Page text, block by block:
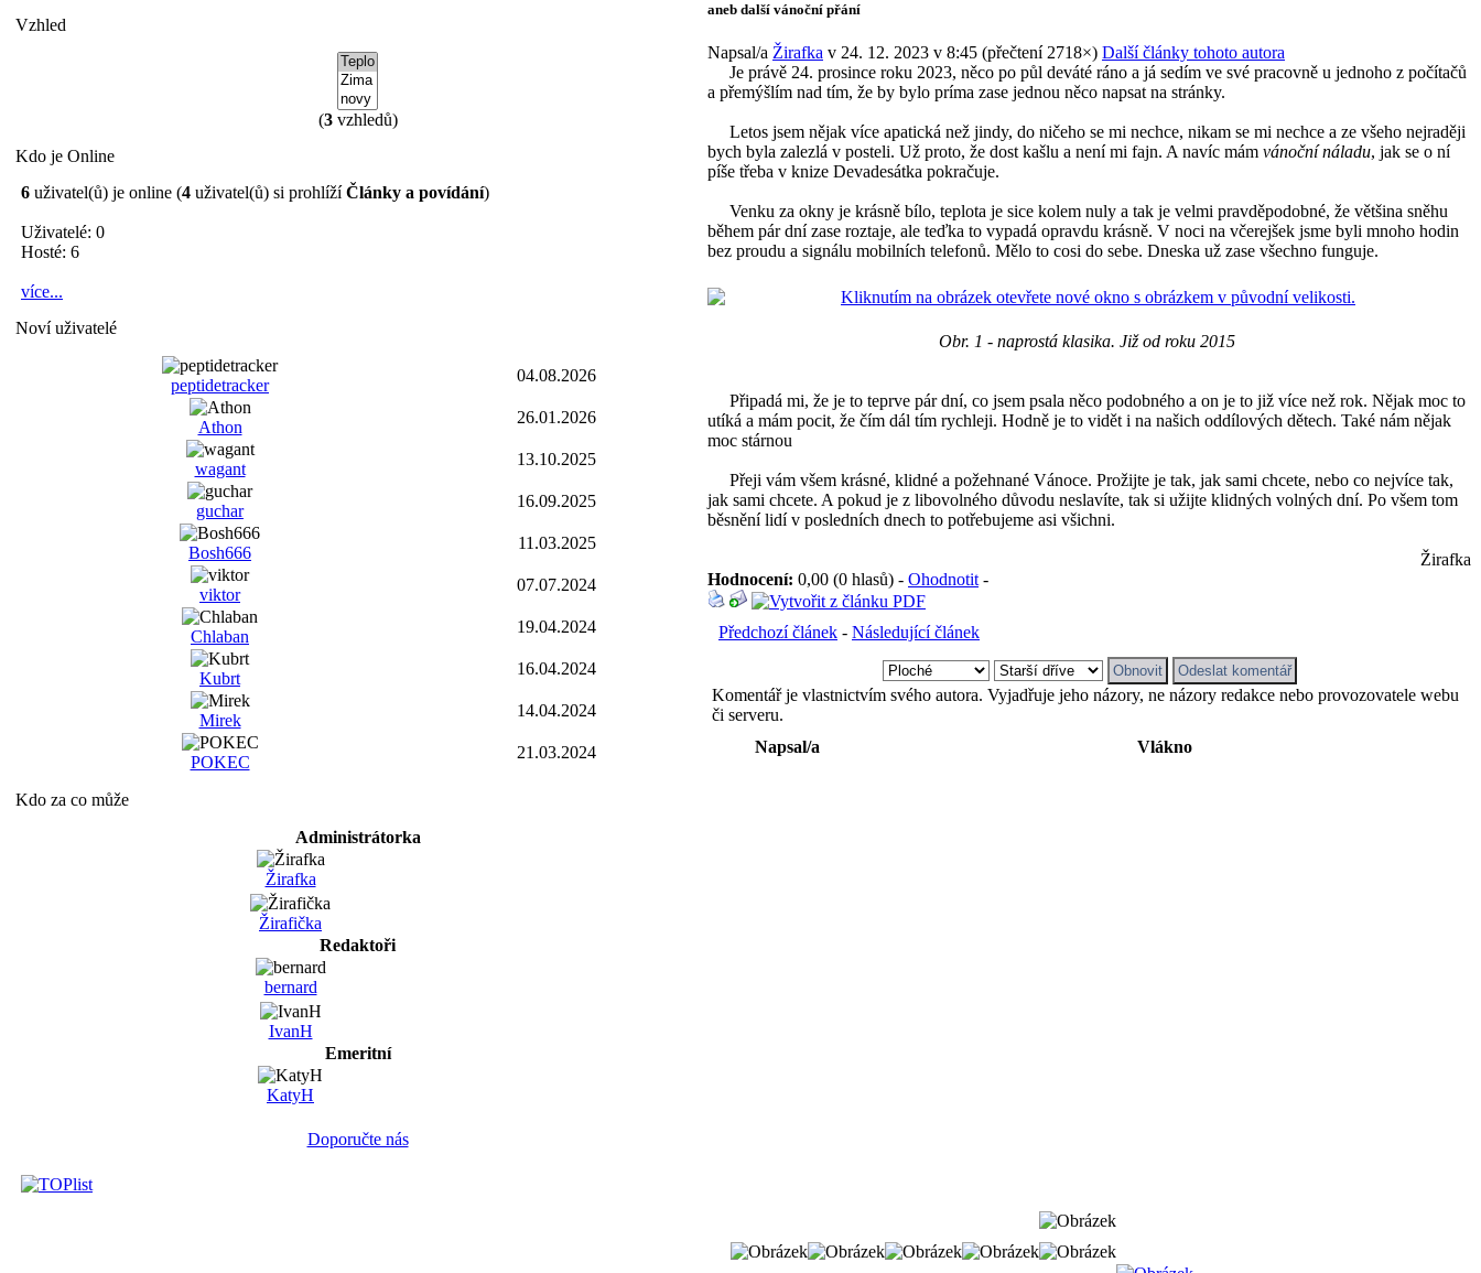
Vzhled
(3vzhledů)
Kdo je Online
6 uživatel(ů) je online (4 uživatel(ů) si prohlížíČlánky a povídání)
Uživatelé: 0
Hosté: 6
více...
Noví uživatelé
peptidetracker
04.08.2026
Athon
26.01.2026
wagant
13.10.2025
guchar
16.09.2025
Bosh666
11.03.2025
viktor
07.07.2024
Chlaban
19.04.2024
Kubrt
16.04.2024
Mirek
14.04.2024
POKEC
21.03.2024
Kdo za co může
Administrátorka
Žirafka
Žirafička
Redaktoři
bernard
IvanH
Emeritní
KatyH
Doporučte nás
aneb další vánoční přání
Napsal/a Žirafka v 24. 12. 2023 v 8:45 (přečtení 2718×) Další články tohoto autora
Je právě 24. prosince roku 2023, něco po půl deváté ráno a já sedím ve své pracovně u jednoho z počítačů
a přemýšlím nad tím, že by bylo príma zase jednou něco napsat na stránky.
Letos jsem nějak více apatická než jindy, do ničeho se mi nechce, nikam se mi nechce a ze všeho nejraději
bych byla zalezlá v posteli. Už proto, že dost kašlu a není mi fajn. A navíc mám vánoční náladu, jak se o ní
píše třeba v knize Devadesátka pokračuje.
Venku za okny je krásně bílo, teplota je sice kolem nuly a tak je velmi pravděpodobné, že většina sněhu
během pár dní zase roztaje, ale teďka to vypadá opravdu krásně. V noci na včerejšek jsme byli mnoho hodin
bez proudu a signálu mobilních telefonů. Mělo to cosi do sebe. Dneska už zase všechno funguje.
Obr. 1 - naprostá klasika. Již od roku 2015
Připadá mi, že je to teprve pár dní, co jsem psala něco podobného a on je to již více než rok. Nějak moc to
utíká a mám pocit, že čím dál tím rychleji. Hodně je to vidět i na našich oddílových dětech. Také nám nějak
moc stárnou
Přeji vám všem krásné, klidné a požehnané Vánoce. Prožijte je tak, jak sami chcete, nebo co nejvíce tak,
jak sami chcete. A pokud je z libovolného důvodu neslavíte, tak si užijte klidných volných dní. Po všem tom
běsnění lidí v posledních dnech to potřebujeme asi všichni.
Žirafka
Hodnocení: 0,00 (0 hlasů) - Ohodnotit -
Předchozí článek - Následující článek
Komentář je vlastnictvím svého autora. Vyjadřuje jeho názory, ne názory redakce nebo provozovatele webu
či serveru.
Napsal/a
Vlákno